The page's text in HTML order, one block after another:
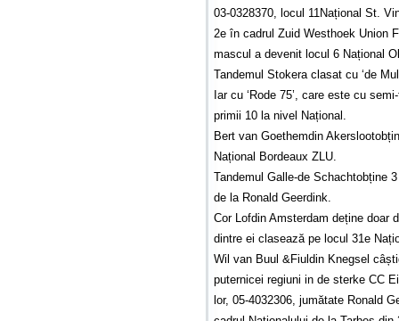
03-0328370, locul 11Național St.
2e în cadrul Zuid Westhoek Union
mascul a devenit locul 6 Național
Tandemul Stokera clasat cu ‘de
Iar cu ‘Rode 75’, care este cu
primii 10 la nivel Național.
Bert van Goethemdin
Național Bordeaux ZLU.
Tandemul Galle-de Schachtobține
de la Ronald Geerdink.
Cor Lofdin Amsterdam deține doar
dintre ei clasează pe locul 31e
Wil van Buul &Fiuldin Knegsel
puternicei regiuni in de sterke CC
lor, 05-4032306, jumătate Ronald